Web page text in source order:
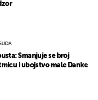
Smanjuje se broj
i ubojstvo male Danke